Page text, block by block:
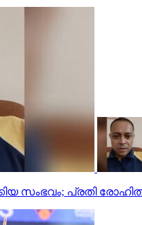
സംഭവം; പ്രതി